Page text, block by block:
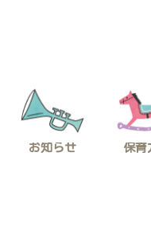
お知らせ 保育